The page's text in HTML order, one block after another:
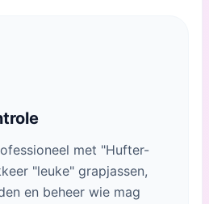
met "Hufter-
"leuke" grapjassen,
en beheer wie mag